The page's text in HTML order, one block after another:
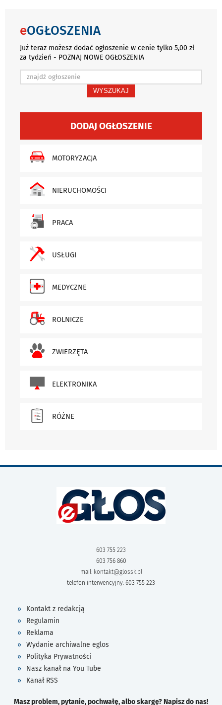
eOGŁOSZENIA
Już teraz możesz dodać ogłoszenie w cenie tylko 5,00 zł
za tydzień - POZNAJ NOWE OGŁOSZENIA
WYSZUKAJ
DODAJ OGŁOSZENIE
MOTORYZACJA
NIERUCHOMOŚCI
PRACA
USŁUGI
MEDYCZNE
ROLNICZE
ZWIERZĘTA
ELEKTRONIKA
RÓŻNE
603 755 223
603 756 860
mail: kontakt@glossk.pl
telefon interwencyjny: 603 755 223
Kontakt z redakcją
Regulamin
Reklama
Wydanie archiwalne eglos
Polityka Prywatności
Nasz kanał na You Tube
Kanał RSS
Masz problem, pytanie, pochwałę, albo skargę? Napisz do nas!